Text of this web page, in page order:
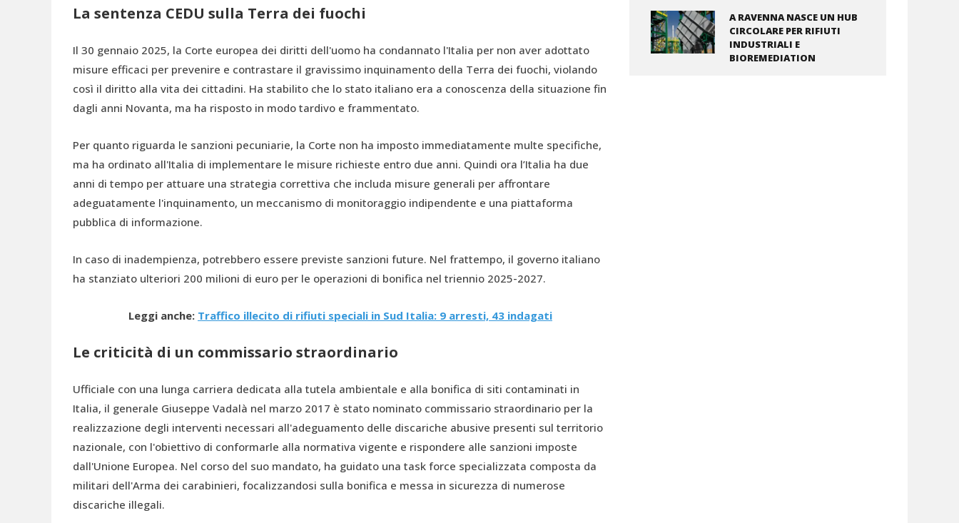
La sentenza CEDU sulla Terra dei fuochi
Il 30 gennaio 2025, la Corte europea dei diritti dell'uomo ha condannato l'Italia per non aver adottato
misure efficaci per prevenire e contrastare il gravissimo inquinamento della Terra dei fuochi, violando
così il diritto alla vita dei cittadini. Ha stabilito che lo stato italiano era a conoscenza della situazione fin
dagli anni Novanta, ma ha risposto in modo tardivo e frammentato.
Per quanto riguarda le sanzioni pecuniarie, la Corte non ha imposto immediatamente multe specifiche,
ma ha ordinato all'Italia di implementare le misure richieste entro due anni. Quindi ora l’Italia ha due
anni di tempo per attuare una strategia correttiva che includa misure generali per affrontare
adeguatamente l'inquinamento, un meccanismo di monitoraggio indipendente e una piattaforma
pubblica di informazione.
In caso di inadempienza, potrebbero essere previste sanzioni future. Nel frattempo, il governo italiano
ha stanziato ulteriori 200 milioni di euro per le operazioni di bonifica nel triennio 2025-2027.
Leggi anche: Traffico illecito di rifiuti speciali in Sud Italia: 9 arresti, 43 indagati
Le criticità di un commissario straordinario
Ufficiale con una lunga carriera dedicata alla tutela ambientale e alla bonifica di siti contaminati in
Italia, il generale Giuseppe Vadalà nel marzo 2017 è stato nominato commissario straordinario per la
realizzazione degli interventi necessari all'adeguamento delle discariche abusive presenti sul territorio
nazionale, con l'obiettivo di conformarle alla normativa vigente e rispondere alle sanzioni imposte
dall'Unione Europea. Nel corso del suo mandato, ha guidato una task force specializzata composta da
militari dell'Arma dei carabinieri, focalizzandosi sulla bonifica e messa in sicurezza di numerose
discariche illegali.
A RAVENNA NASCE UN HUB
CIRCOLARE PER RIFIUTI
INDUSTRIALI E
BIOREMEDIATION